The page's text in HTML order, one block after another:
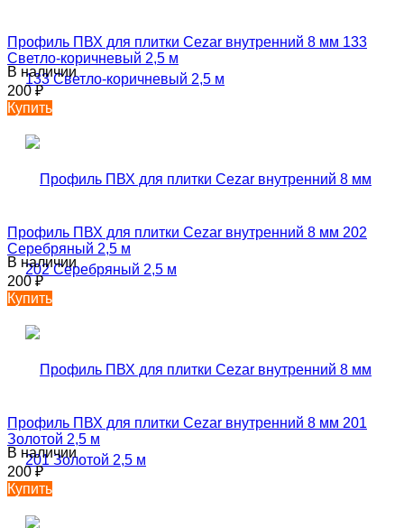
Профиль ПВХ для плитки Cezar внутренний 8 мм 133
Светло-коричневый 2,5 м
В наличии
200₽
Купить
Профиль ПВХ для плитки Cezar внутренний 8 мм 202
Серебряный 2,5 м
В наличии
200₽
Купить
Профиль ПВХ для плитки Cezar внутренний 8 мм 201
Золотой 2,5 м
В наличии
200₽
Купить